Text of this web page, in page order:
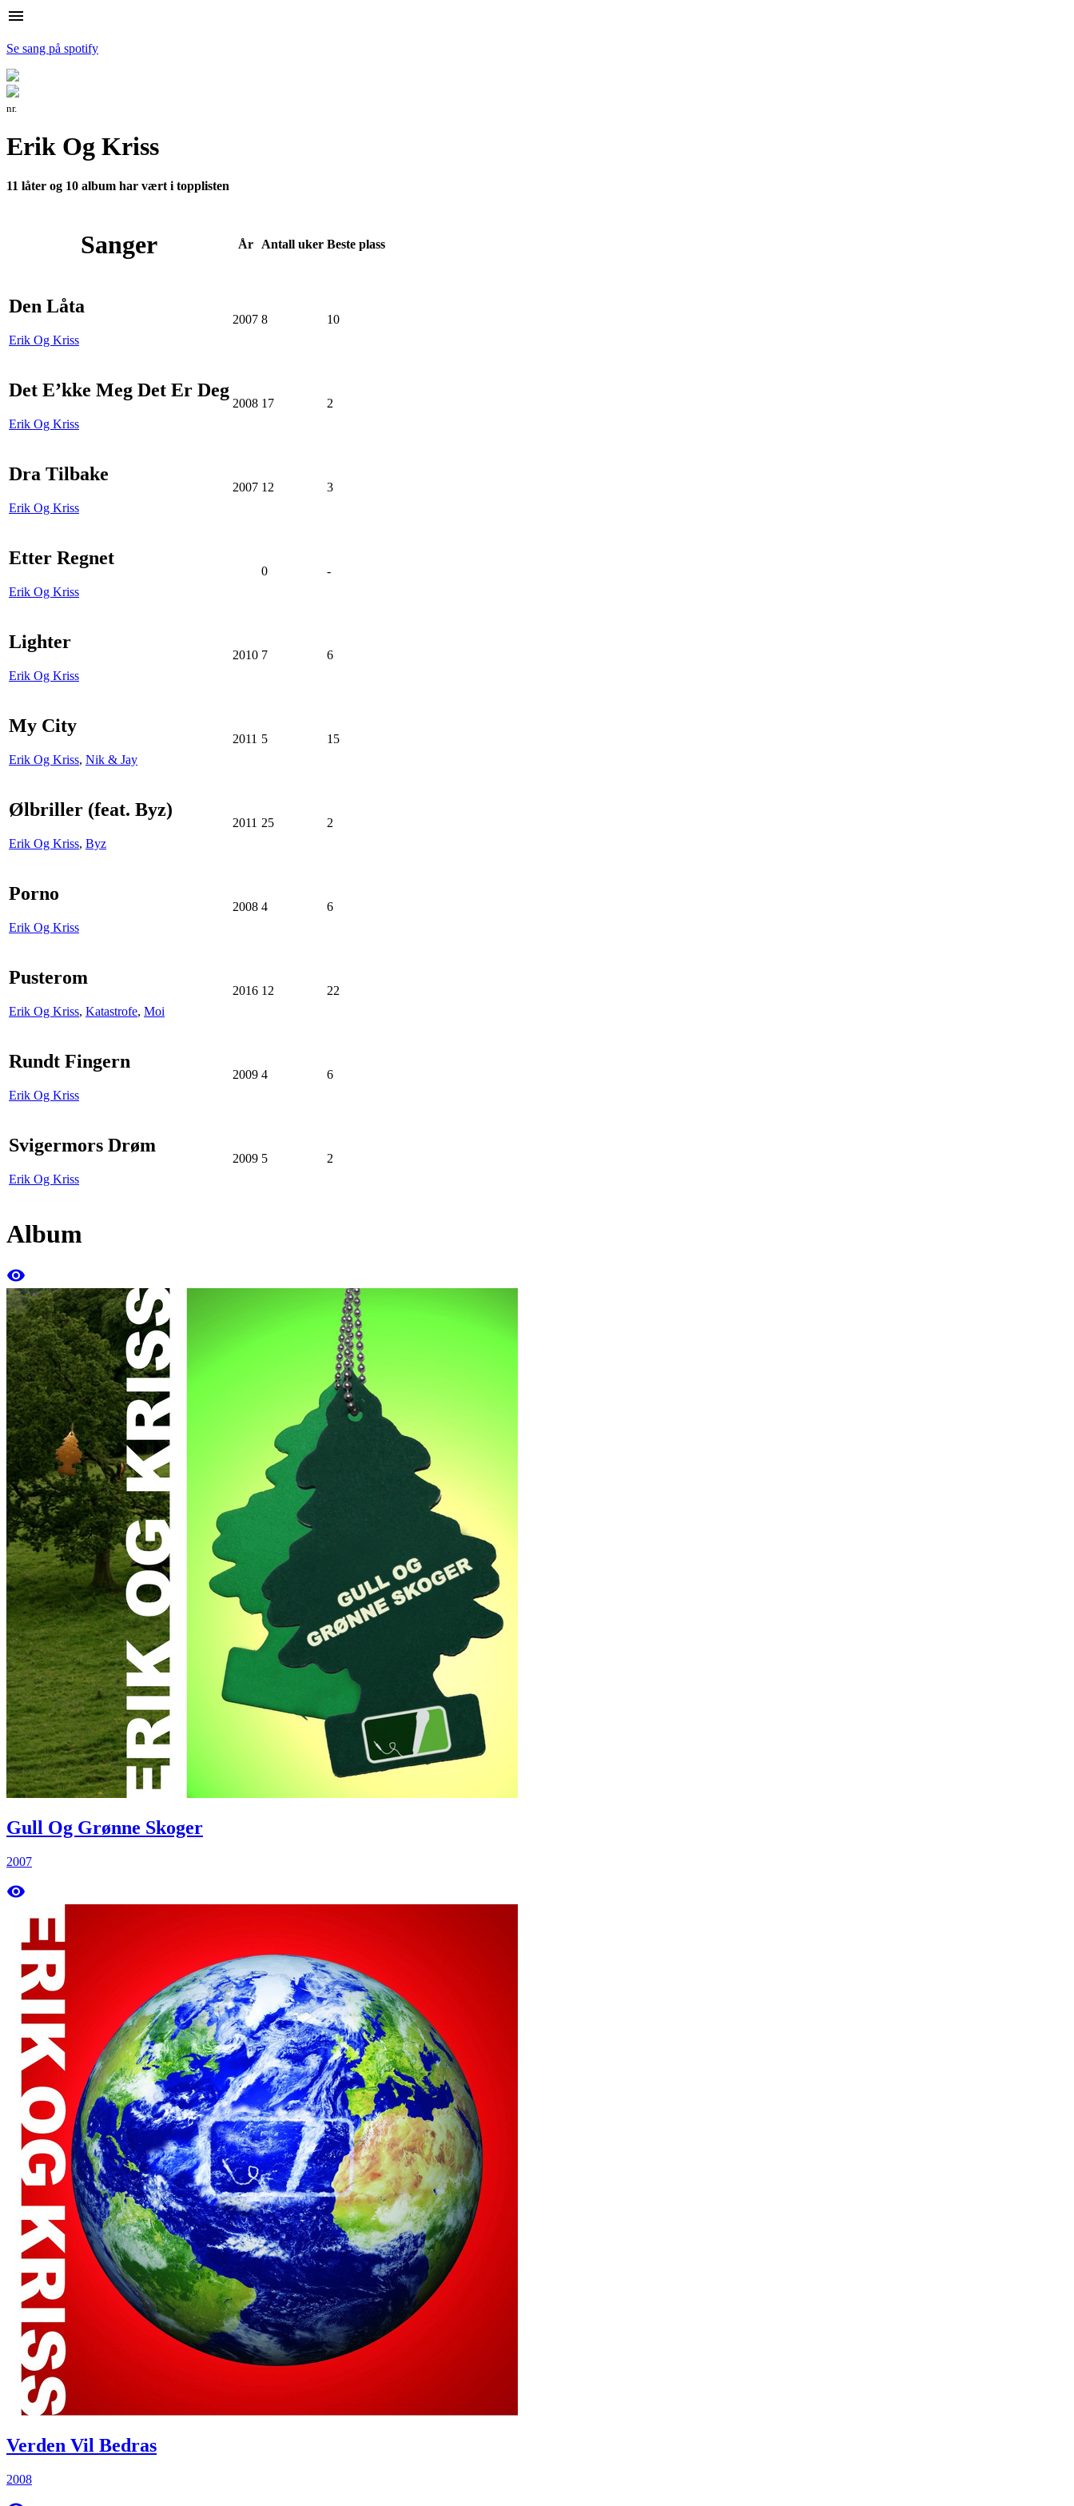
menu
Se sang på spotify
nr.
Erik Og Kriss
11 låter og 10 album har vært i topplisten
Sanger År Antall uker Beste plass
Den Låta
Erik Og Kriss
2007 8 10
Det E’kke Meg Det Er Deg
Erik Og Kriss
2008 17 2
Dra Tilbake
Erik Og Kriss
2007 12 3
Etter Regnet
Erik Og Kriss
0 -
Lighter
Erik Og Kriss
2010 7 6
My City
Erik Og Kriss, Nik & Jay
2011 5 15
Ølbriller (feat. Byz)
Erik Og Kriss, Byz
2011 25 2
Porno
Erik Og Kriss
2008 4 6
Pusterom
Erik Og Kriss, Katastrofe, Moi
2016 12 22
Rundt Fingern
Erik Og Kriss
2009 4 6
Svigermors Drøm
Erik Og Kriss
2009 5 2
Album
remove_red_eye
Gull Og Grønne Skoger
2007
remove_red_eye
Verden Vil Bedras
2008